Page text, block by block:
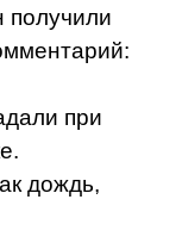
получили
при
дождь,